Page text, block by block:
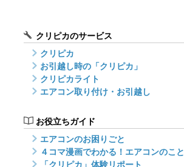
クリピカのサービス
クリピカ
お引越し時の「クリピカ」
クリピカライト
エアコン取り付け・お引越し
お役立ちガイド
エアコンのお困りごと
４コマ漫画でわかる！エアコンのこと
「クリピカ」体験リポート